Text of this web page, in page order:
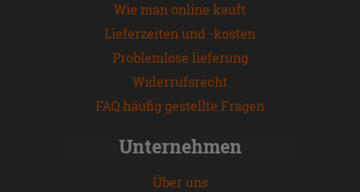
Wie man online kauft
Lieferzeiten und -kosten
Problemlose lieferung
Widerrufsrecht
FAQ häufig gestellte Fragen
Unternehmen
Über uns